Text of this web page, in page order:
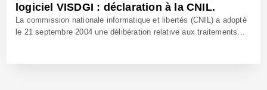
logiciel VISDGI : déclaration à la CNIL.
La commission nationale informatique et libertés (CNIL) a adopté
le 21 septembre 2004 une délibération relative aux traitements...